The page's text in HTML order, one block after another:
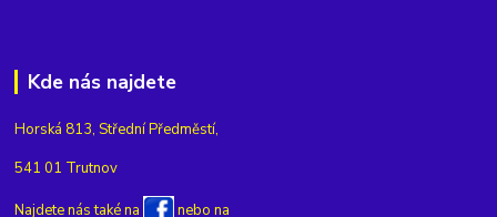
Kde nás najdete
Horská 813, Střední Předměstí,
541 01 Trutnov
Najdete nás také na nebo na